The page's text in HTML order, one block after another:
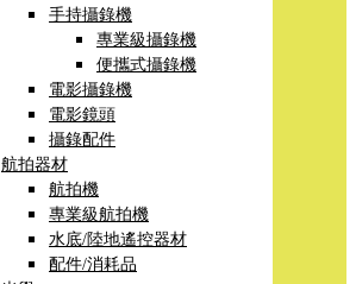
手持攝錄機
專業級攝錄機
便攜式攝錄機
電影攝錄機
電影鏡頭
攝錄配件
航拍器材
航拍機
專業級航拍機
水底/陸地遙控器材
配件/消耗品